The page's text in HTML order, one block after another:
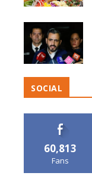
SOCIAL
60,813
Fans